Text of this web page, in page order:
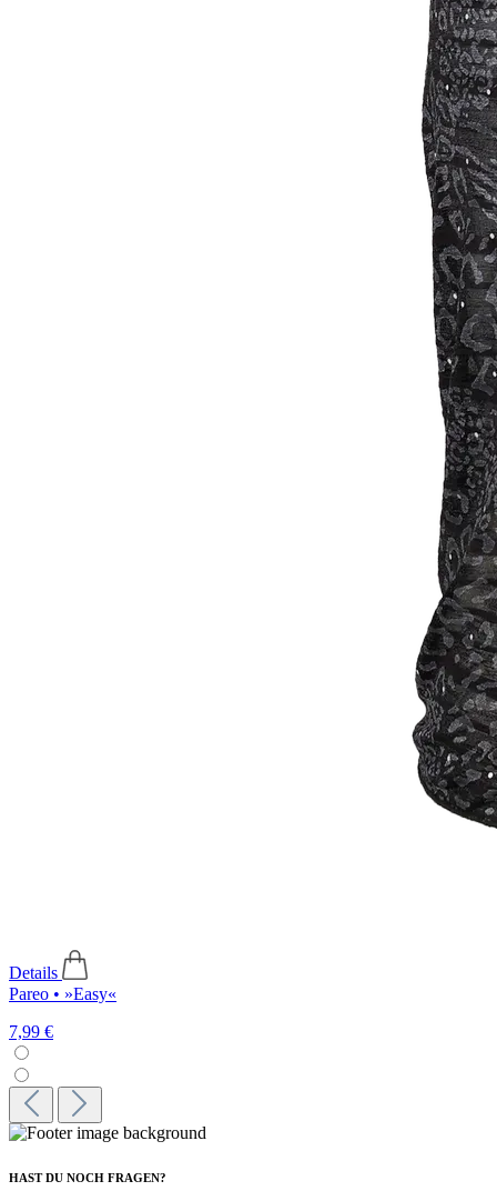
Details
Pareo • »Easy«
7,99 €
HAST DU NOCH FRAGEN?